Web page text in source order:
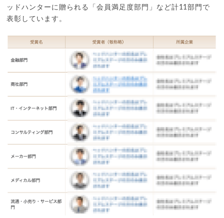
ッドハンターに贈られる「会員満足度部門」など計11部門で
表彰しています。